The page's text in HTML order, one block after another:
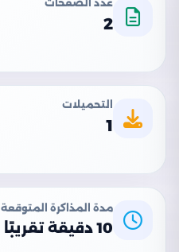
عدد الصفحات
2
التحميلات
1
مدة المذاكرة المتوقعة
10 دقيقة تقريبًا